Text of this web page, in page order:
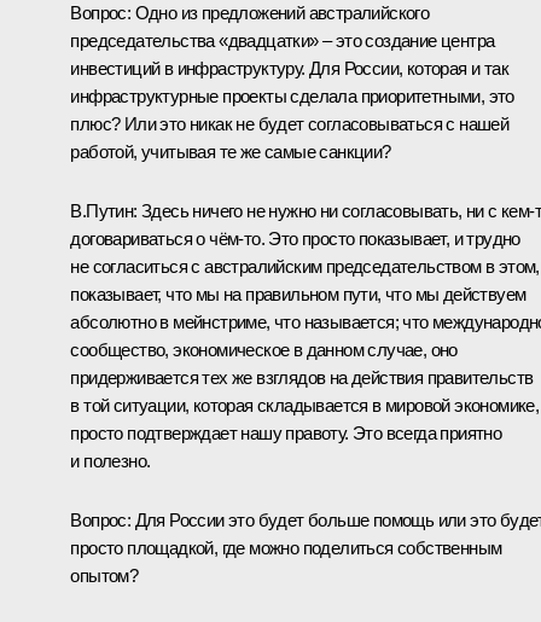
Вопрос: Одно из предложений австралийского
председательства «двадцатки» – это создание центра
инвестиций в инфраструктуру. Для России, которая и так
инфраструктурные проекты сделала приоритетными, это
плюс? Или это никак не будет согласовываться с нашей
работой, учитывая те же самые санкции?
В.Путин: Здесь ничего не нужно ни согласовывать, ни с
договариваться о чём‑то. Это просто показывает, и трудно
не согласиться с австралийским председательством в этом,
показывает, что мы на правильном пути, что мы действуем
абсолютно в мейнстриме, что называется; что
сообщество, экономическое в данном случае, оно
придерживается тех же взглядов на действия правительств
в той ситуации, которая складывается в мировой экономике,
просто подтверждает нашу правоту. Это всегда приятно
и полезно.
Вопрос: Для России это будет больше помощь или это
просто площадкой, где можно поделиться собственным
опытом?